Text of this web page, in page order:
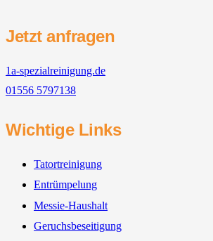
Jetzt anfragen
1a-spezialreinigung.de
01556 5797138
Wichtige Links
Tatortreinigung
Entrümpelung
Messie-Haushalt
Geruchsbeseitigung